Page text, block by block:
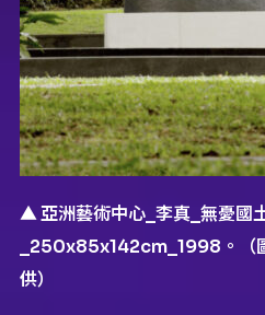
▲亞洲藝術中心_ 李真_ 無憂國
_250x85x142cm_1998 。
供）